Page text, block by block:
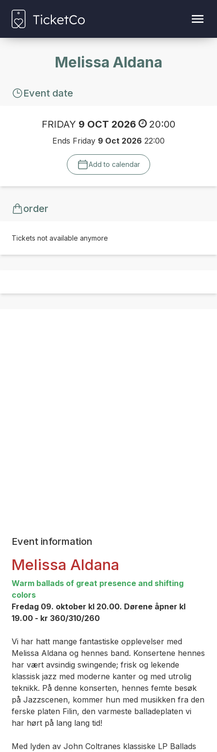
Melissa Aldana
Event date
FRIDAY 9 OCT 2026 20:00
Ends Friday 9 Oct 2026 22:00
Add to calendar
order
Tickets not available anymore
Event information
­Melissa Aldana­
Warm ballads of great presence and shifting
colors
Fredag 09. oktober kl 20.00. Dørene åpner kl
19.00 - kr 360/310/260
Vi har hatt mange fantastiske opplevelser med
Melissa Aldana og hennes band. Konsertene hennes
har vært avsindig swingende; frisk og lekende
klassisk jazz med moderne kanter og med utrolig
teknikk. På denne konserten, hennes femte besøk
på Jazzscenen, kommer hun med musikken fra den
ferske platen Filin, den varmeste balladeplaten vi
har hørt på lang lang tid!
Med lyden av John Coltranes klassiske LP Ballads